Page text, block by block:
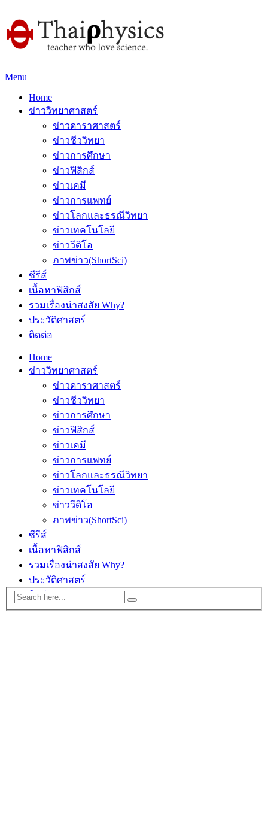
Menu
Home
ข่าววิทยาศาสตร์
ข่าวดาราศาสตร์
ข่าวชีววิทยา
ข่าวการศึกษา
ข่าวฟิสิกส์
ข่าวเคมี
ข่าวการแพทย์
ข่าวโลกและธรณีวิทยา
ข่าวเทคโนโลยี
ข่าววีดิโอ
ภาพข่าว(ShortSci)
ซีรีส์
เนื้อหาฟิสิกส์
รวมเรื่องน่าสงสัย Why?
ประวัติศาสตร์
ติดต่อ
Home
ข่าววิทยาศาสตร์
ข่าวดาราศาสตร์
ข่าวชีววิทยา
ข่าวการศึกษา
ข่าวฟิสิกส์
ข่าวเคมี
ข่าวการแพทย์
ข่าวโลกและธรณีวิทยา
ข่าวเทคโนโลยี
ข่าววีดิโอ
ภาพข่าว(ShortSci)
ซีรีส์
เนื้อหาฟิสิกส์
รวมเรื่องน่าสงสัย Why?
ประวัติศาสตร์
ติดต่อ